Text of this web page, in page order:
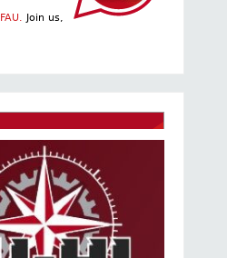
FAU. Join us,